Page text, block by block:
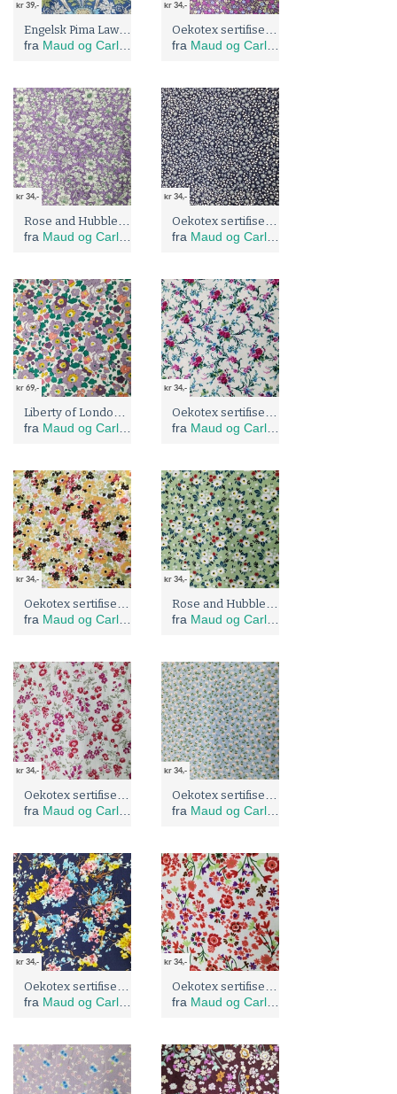
kr 39,-
Engelsk Pima Lawn, blått jugend motiv
fra Maud og Carlas stoffer
kr 34,-
fra Maud og Carlas stoffer
kr 34,-
fra Maud og Carlas stoffer
kr 34,-
fra Maud og Carlas stoffer
kr 69,-
fra Maud og Carlas stoffer
kr 34,-
fra Maud og Carlas stoffer
kr 34,-
fra Maud og Carlas stoffer
kr 34,-
fra Maud og Carlas stoffer
kr 34,-
fra Maud og Carlas stoffer
kr 34,-
fra Maud og Carlas stoffer
kr 34,-
fra Maud og Carlas stoffer
kr 34,-
fra Maud og Carlas stoffer